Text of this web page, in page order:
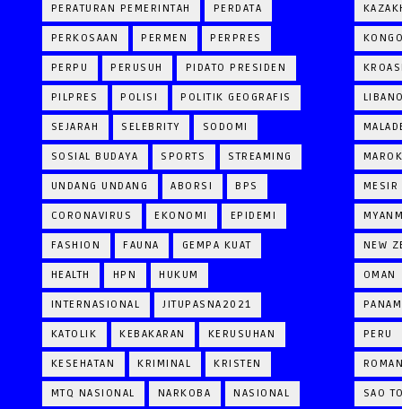
PERATURAN PEMERINTAH PERDATA
PERKOSAAN PERMEN PERPRES
PERPU PERUSUH PIDATO PRESIDEN
PILPRES POLISI POLITIK GEOGRAFIS
SEJARAH SELEBRITY SODOMI
SOSIAL BUDAYA SPORTS STREAMING
UNDANG UNDANG ABORSI BPS
CORONAVIRUS EKONOMI EPIDEMI
FASHION FAUNA GEMPA KUAT
HEALTH HPN HUKUM
INTERNASIONAL JITUPASNA2021
KATOLIK KEBAKARAN KERUSUHAN
KESEHATAN KRIMINAL KRISTEN
MTQ NASIONAL NARKOBA NASIONAL
MESIR
NEW
OMAN
PERU
SAO